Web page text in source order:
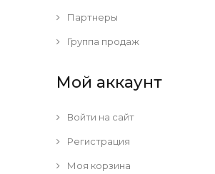
Партнеры
Группа продаж
Мой аккаунт
Войти на сайт
Регистрация
Моя корзина